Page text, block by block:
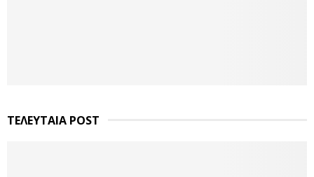
ΤΕΛΕΥΤΑΙΑ POST